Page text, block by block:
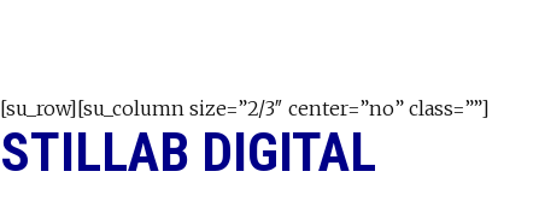
[su_row][su_column size=”2/3″ center=”no” class=””]
STILLAB DIGITAL